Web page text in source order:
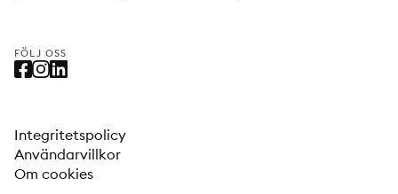
FÖLJ OSS
Integritetspolicy
Användarvillkor
Om cookies